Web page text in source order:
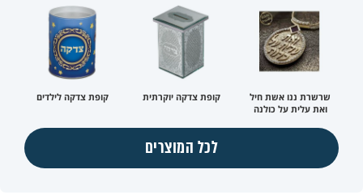
שרשרת ננו אשת חיל
ואת עלית על כולנה
קופת צדקה יוקרתית קופת צדקה לילדים
לכל המוצרים